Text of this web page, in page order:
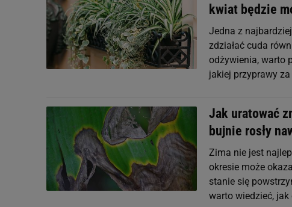
kwiat będzie
Jedna z
zdziałać cuda
odżywienia, warto
jakiej przyprawy
Jak uratować
bujnie rosły
Zima nie jest
okresie może
stanie się
warto wiedzieć,